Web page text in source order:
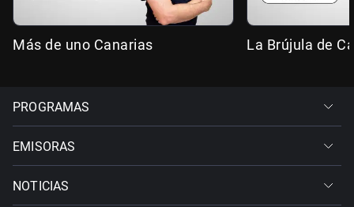
Más de uno Canarias La Brújula de
PROGRAMAS
EMISORAS
NOTICIAS